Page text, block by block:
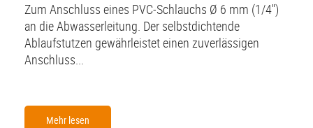
Zum Anschluss eines PVC-Schlauchs Ø 6 mm (1/4'')
an die Abwasserleitung. Der selbstdichtende
Ablaufstutzen gewährleistet einen zuverlässigen
Anschluss...
Mehr lesen